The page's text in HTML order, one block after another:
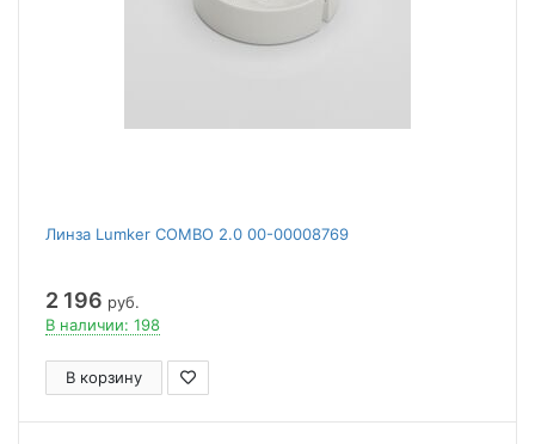
Линза Lumker COMBO 2.0 00-00008769
2 196 руб.
В наличии: 198
В корзину